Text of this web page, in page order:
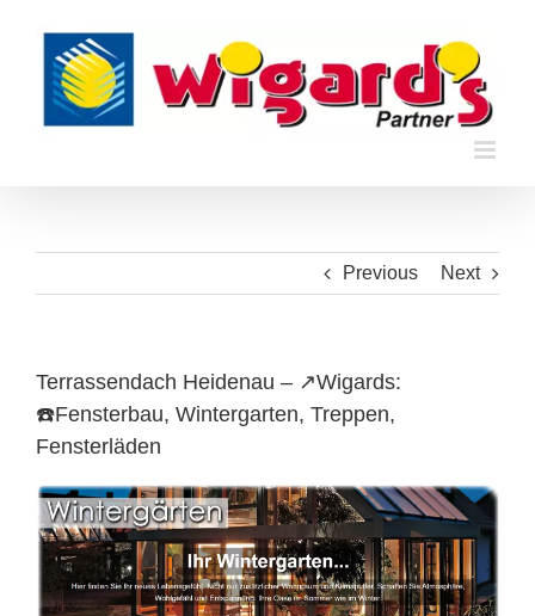
content
Previous Next
Terrassendach Heidenau – ↗️Wigards:
☎️Fensterbau, Wintergarten, Treppen,
Fensterläden